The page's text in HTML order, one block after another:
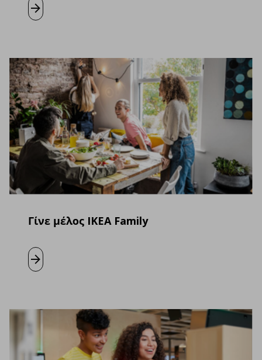
Μάθετε περισσότερα
Γίνε μέλος IKEA Family
Μάθετε περισσότερα